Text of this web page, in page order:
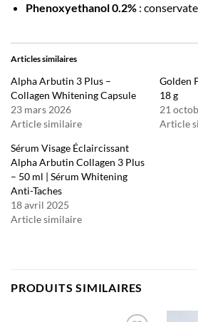
Phenoxyethanol 0.2%:
Articles similaires
Alpha Arbutin 3 Plus –
Collagen Whitening Capsule
23 mars 2026
Article similaire
Golden
18 g
21
Article
Sérum Visage Éclaircissant
Alpha Arbutin Collagen 3 Plus
– 50 ml | Sérum Whitening
Anti-Taches
18 avril 2025
Article similaire
PRODUITS SIMILAIRES